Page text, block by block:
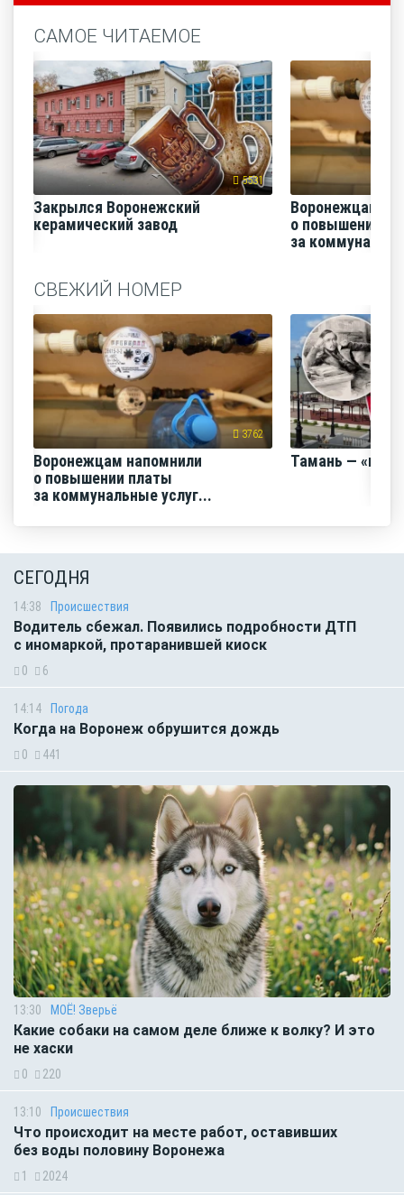
САМОЕ ЧИТАЕМОЕ
5531
Закрылся Воронежский
керамический завод
Воронежцам
о повышении
за
СВЕЖИЙ НОМЕР
3762
Воронежцам напомнили
о повышении платы
за коммунальные услуг...
Тамань —
СЕГОДНЯ
14:38 Происшествия
Водитель сбежал. Появились подробности ДТП
с иномаркой, протаранившей киоск
0 6
14:14 Погода
Когда на Воронеж обрушится дождь
0 441
13:30 МОЁ! Зверьё
Какие собаки на самом деле ближе к волку? И это
не хаски
0 220
13:10 Происшествия
Что происходит на месте работ, оставивших
без воды половину Воронежа
1 2024